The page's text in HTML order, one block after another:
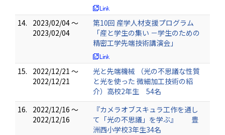
14.
2023/02/04 ～
2023/02/04
第10回 産学人材支援プログラム
「産と学生の集い －学生のための
精密工学先端技術講演会」
15.
2022/12/21 ～
2022/12/21
光と先端機械 （光の不思議な性質
と光を使った 微細加工技術の紹
介）高校2年生 54名
16.
2022/12/16 ～
2022/12/16
『カメラオブスキュラ工作を通し
て「光の不思議」を学ぶ』 豊
洲西小学校3年生34名